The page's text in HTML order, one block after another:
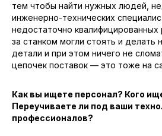
тем чтобы найти нужных людей,
инженерно-технических
недостаточно
за станком могли стоять и делать
детали и при этом ничего не
цепочек поставок — это тоже на
Как вы ищете персонал? Кого
Переучиваете ли под ваши
профессионалов?